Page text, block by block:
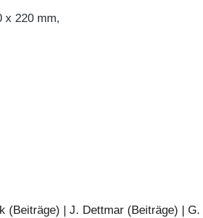
x 220 mm,
(Beiträge) | J. Dettmar (Beiträge) | G.